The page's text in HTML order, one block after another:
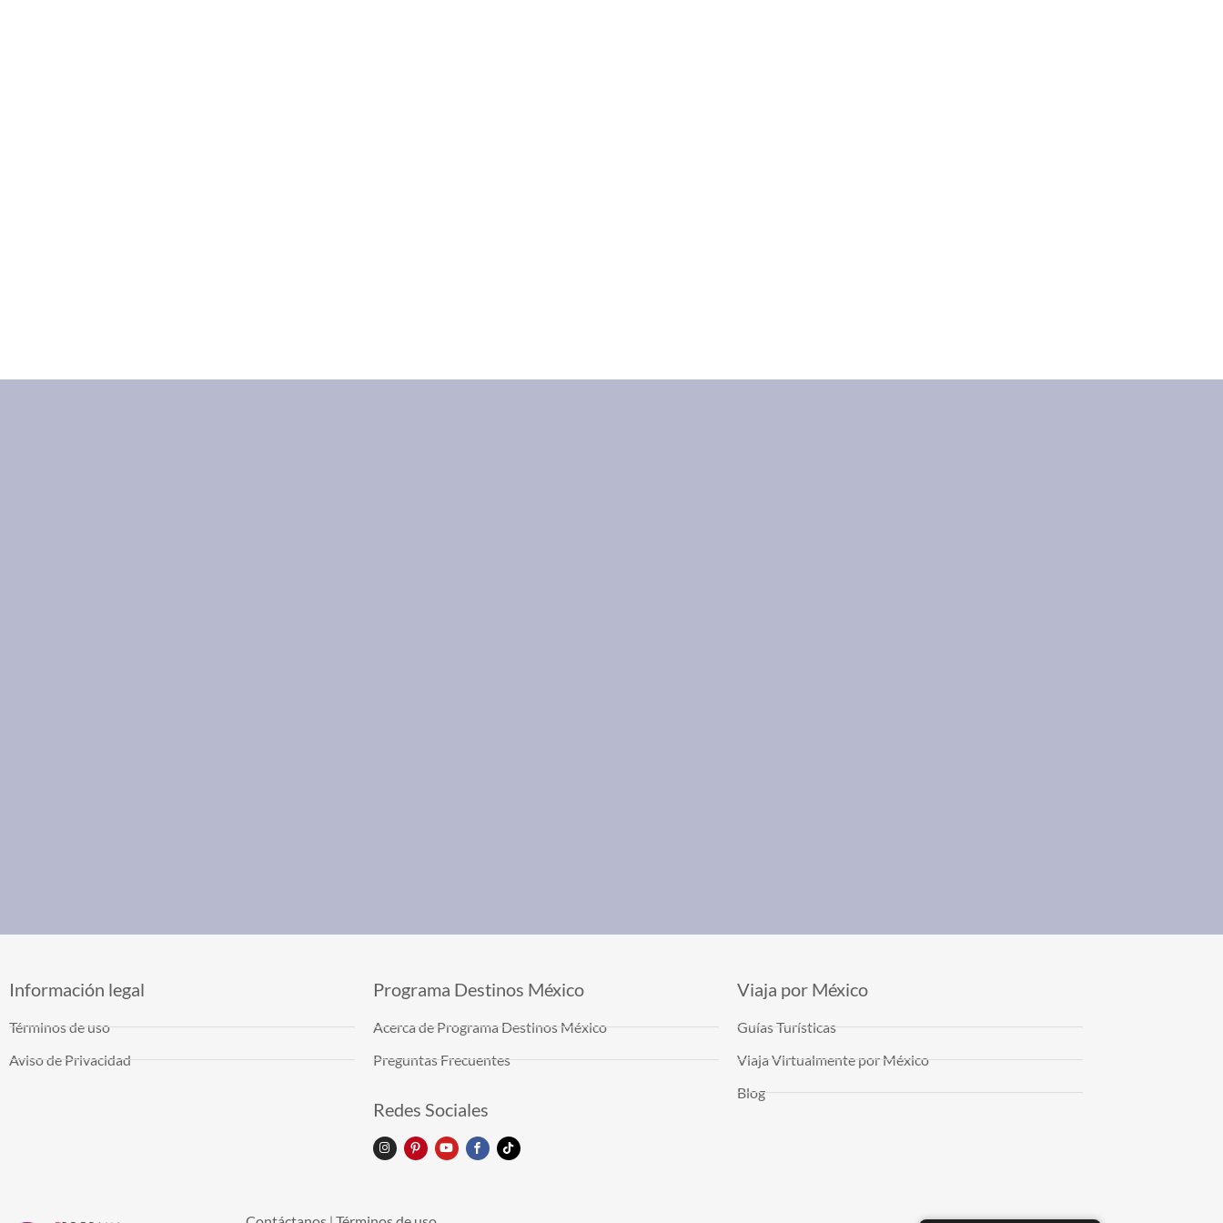
Información legal
Términos de uso
Aviso de Privacidad
Programa Destinos México
Acerca de Programa Destinos México
Preguntas Frecuentes
Redes Sociales
Viaja por México
Guías Turísticas
Viaja Virtualmente por México
Blog